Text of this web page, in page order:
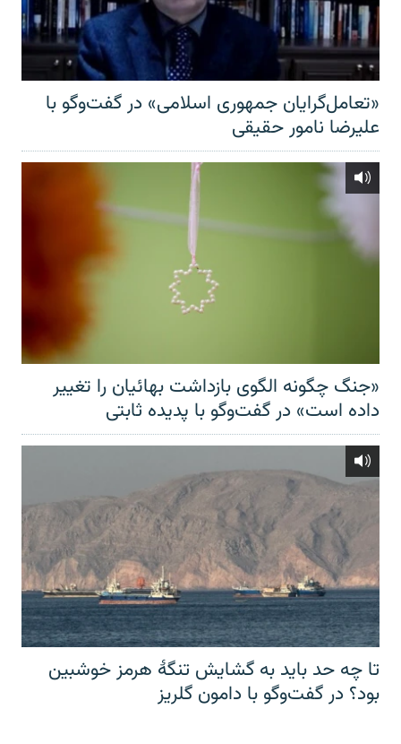
«تعامل‌گرایان جمهوری اسلامی» در گفت‌وگو با
علیرضا نامور حقیقی
«جنگ چگونه الگوی بازداشت بهائیان را تغییر
داده است» در گفت‌وگو با پدیده ثابتی
تا چه حد باید به گشایش تنگهٔ هرمز خوشبین
بود؟ در گفت‌وگو با دامون گلریز